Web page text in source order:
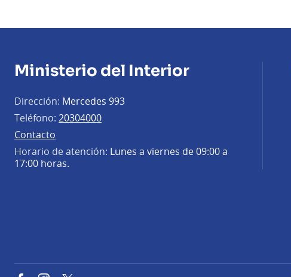
Ministerio del Interior
Dirección: Mercedes 993
Teléfono: 20304000
Contacto
Horario de atención: Lunes a viernes de 09:00 a
17:00 horas.